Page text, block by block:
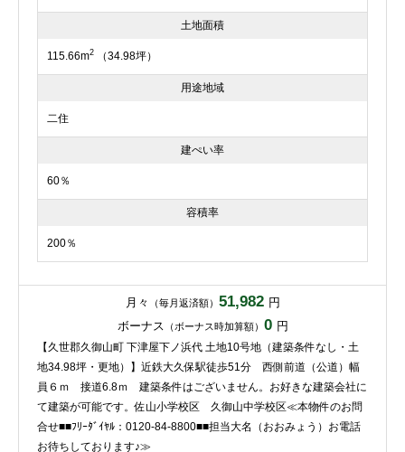
土地面積
115.66m2 （34.98坪）
用途地域
二住
建ぺい率
60％
容積率
200％
月々 （毎月返済額） 51,982 円
ボーナス （ボーナス時加算額） 0 円
【久世郡久御山町 下津屋下ノ浜代 土地10号地（建築条件なし・土
地34.98坪・更地）】近鉄大久保駅徒歩51分 西側前道（公道）幅
員６ｍ 接道6.8ｍ 建築条件はございません。お好きな建築会社に
て建築が可能です。佐山小学校区 久御山中学校区≪本物件のお問
合せ■■ﾌﾘｰﾀﾞｲﾔﾙ：0120-84-8800■■担当大名（おおみょう）お電話
お待ちしております♪≫